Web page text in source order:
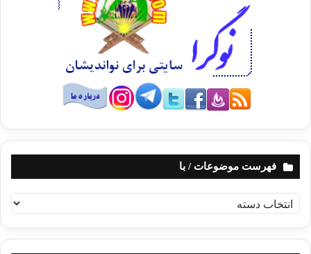
فهرست موضوعات / با
ه
ر